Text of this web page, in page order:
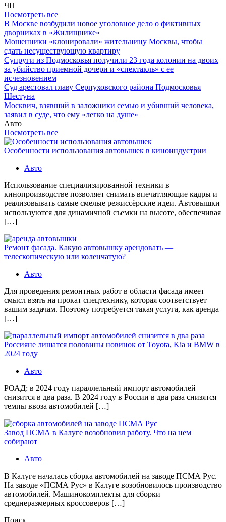
ЧП
Посмотреть все
В Москве возбудили новое уголовное дело о фиктивных
дворниках в «Жилищнике»
Мошенники «клонировали» жительницу Москвы, чтобы
сдать несуществующую квартиру
Супруги из Подмосковья получили 23 года колонии на двоих
за убийство приемной дочери и «спектакль» с ее
исчезновением
Суд арестовал главу Серпуховского района Подмосковья
Шестуна
Москвич, взявший в заложники семью и убивший человека,
заявил в суде, что ему «легко на душе»
Авто
Посмотреть все
Особенности использования автовышек в киноиндустрии
Авто
Использование специализированной техники в
кинопроизводстве позволяет снимать впечатляющие кадры и
реализовывать самые смелые режиссёрские идеи. Автовышки
используются для динамичной съемки на высоте, обеспечивая
[…]
Ремонт фасада. Какую автовышку арендовать —
телескопическую или коленчатую?
Авто
Для проведения ремонтных работ в области фасада имеет
смысл взять на прокат спецтехнику, которая соответствует
вашим задачам. Поэтому потребуется такая услуга, как аренда
[…]
Россияне лишатся половины новинок от Toyota, Kia и BMW в
2024 году
Авто
РОАД: в 2024 году параллельный импорт автомобилей
снизится в два раза. В 2024 году в России в два раза снизятся
темпы ввоза автомобилей […]
Завод ПСМА в Калуге возобновил работу. Что на нем
собирают
Авто
В Калуге началась сборка автомобилей на заводе ПСМА Рус.
На заводе «ПСМА Рус» в Калуге возобновилось производство
автомобилей. Машинокомплекты для сборки
среднеразмерных кроссоверов […]
Поиск